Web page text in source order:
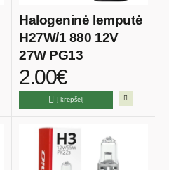
Halogeninė lemputė
H27W/1 880 12V
27W PG13
2.00€
Į krepšelį